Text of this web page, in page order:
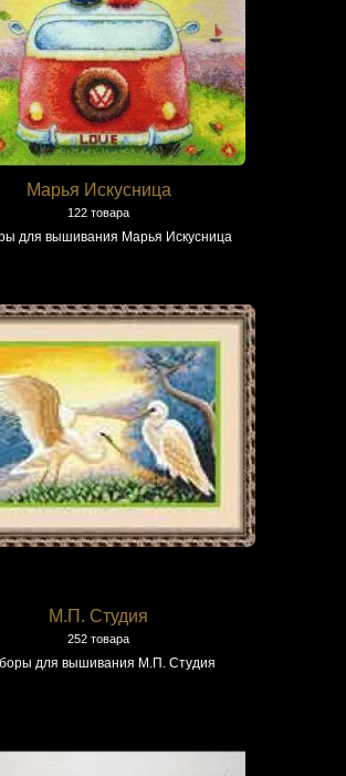
Марья Искусница
122 товара
для вышивания Марья Искусница
М.П. Студия
252 товара
для вышивания М.П. Студия